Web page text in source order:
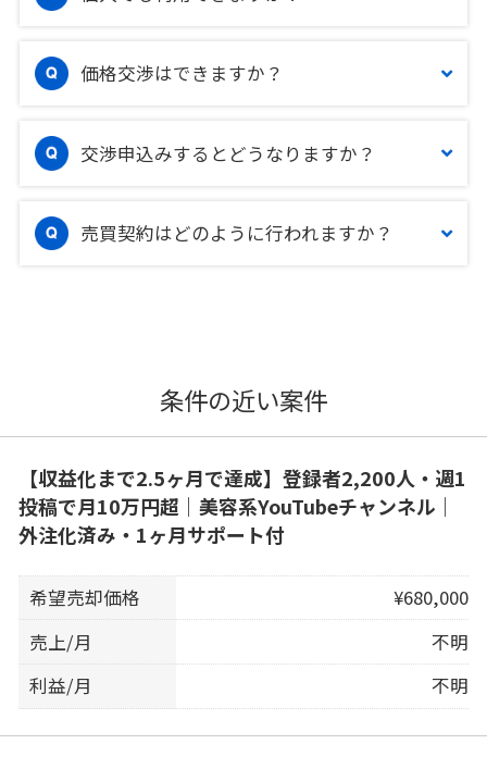
価格交渉はできますか？
交渉申込みするとどうなりますか？
売買契約はどのように行われますか？
条件の近い案件
【収益化まで2.5ヶ月で達成】登録者2,200人・週1
投稿で月10万円超｜美容系YouTubeチャンネル｜
外注化済み・1ヶ月サポート付
希望売却価格
¥680,000
売上/月
不明
利益/月
不明